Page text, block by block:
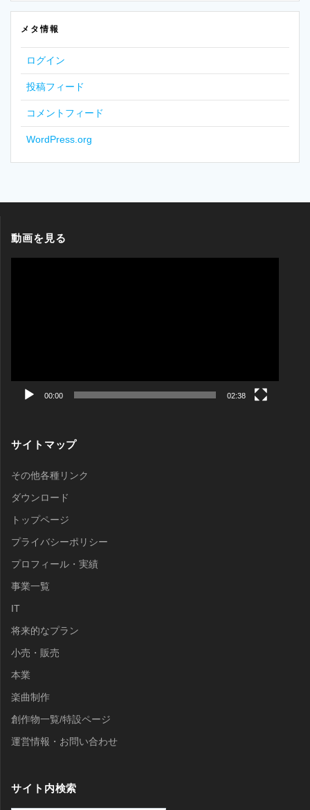
メタ情報
ログイン
投稿フィード
コメントフィード
WordPress.org
動画を見る
00:00 02:38
サイトマップ
その他各種リンク
ダウンロード
トップページ
プライバシーポリシー
プロフィール・実績
事業一覧
IT
将来的なプラン
小売・販売
本業
楽曲制作
創作物一覧/特設ページ
運営情報・お問い合わせ
サイト内検索